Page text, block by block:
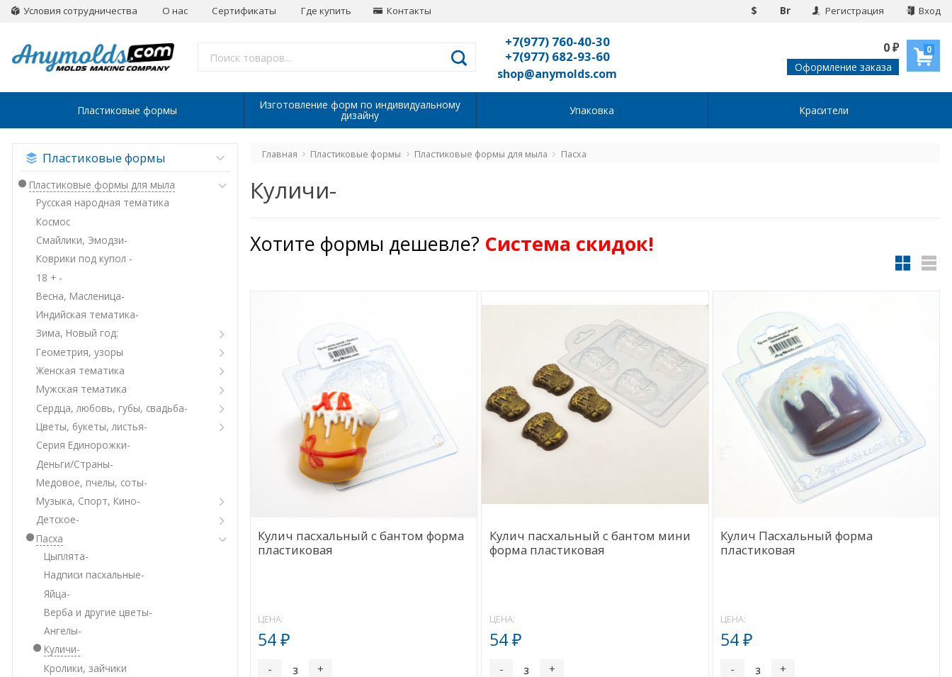
Условия сотрудничества О нас Сертификаты Где купить Контакты $ Br Регистрация Вход
+7(977) 760-40-30
+7(977) 682-93-60
shop@anymolds.com
0
0₽
Оформление заказа
Пластиковые формы Изготовление форм по индивидуальному
дизайну Упаковка Красители
Пластиковые формы
Пластиковые формы для мыла
Русская народная тематика
Космос
Смайлики, Эмодзи-
Коврики под купол -
18 + -
Весна, Масленица-
Индийская тематика-
Зима, Новый год:
Геометрия, узоры
Женская тематика
Мужская тематика
Сердца, любовь, губы, свадьба-
Цветы, букеты, листья-
Серия Единорожки-
Деньги/Страны-
Медовое, пчелы, соты-
Музыка, Спорт, Кино-
Детское-
Пасха
Цыплята-
Надписи пасхальные-
Яйца-
Верба и другие цветы-
Ангелы-
Куличи-
Кролики, зайчики
Главная Пластиковые формы Пластиковые формы для мыла Пасха
Куличи-
Хотите формы дешевле? Cистема скидок!
Кулич пасхальный с бантом форма
пластиковая
ЦЕНА:
54₽
- +
Кулич пасхальный с бантом мини
форма пластиковая
ЦЕНА:
54 ₽
- +
Кулич Пасхальный форма
пластиковая
ЦЕНА:
54₽
- +